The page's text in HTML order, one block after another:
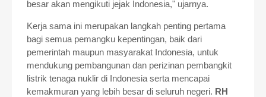
besar akan mengikuti jejak Indonesia," ujarnya.
Kerja sama ini merupakan langkah penting pertama
bagi semua pemangku kepentingan, baik dari
pemerintah maupun masyarakat Indonesia, untuk
mendukung pembangunan dan perizinan pembangkit
listrik tenaga nuklir di Indonesia serta mencapai
kemakmuran yang lebih besar di seluruh negeri. RH